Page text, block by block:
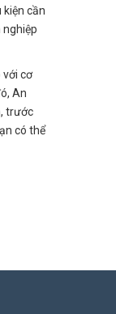
cần
với cơ
An
trước
có thể